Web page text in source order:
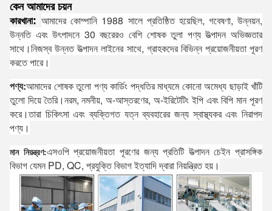
কেন আমাদের চয়ন
কারখানা: আমাদের কোম্পানি 1988 সালে প্রতিষ্ঠিত হয়েছিল, গবেষণা, উন্নয়ন,
উন্নতি এবং উৎপাদনে 30 বছরেরও বেশি শোষক তুলা পণ্য উত্পাদন অভিজ্ঞতার
সাথে।নিজস্ব উন্নত উত্পাদন লাইনের সাথে, গ্রাহকদের বিভিন্ন প্রয়োজনীয়তা পূরণ
করতে পারে।
পণ্য:আমাদের শোষক তুলো পণ্য কার্ডিং পদ্ধতির মাধ্যমে কোনো অমেধ্য ছাড়াই খাঁটি
তুলো দিয়ে তৈরি।নরম, নমনীয়, অ-আস্তরণের, অ-ইরিটেটিং ইপি এবং বিপি মান পূরণ
করে।তারা চিকিৎসা এবং ব্যক্তিগত যত্ন ব্যবহারের জন্য স্বাস্থ্যকর এবং নিরাপদ
পণ্য।
মান নিয়ন্ত্রণ:এসওপি প্রয়োজনীয়তা পূরণের জন্য প্রতিটি উত্পাদন চেইন প্রাসঙ্গিক
বিভাগ যেমন PD, QC, প্রযুক্তি বিভাগ ইত্যাদি দ্বারা নিয়ন্ত্রিত হয়।